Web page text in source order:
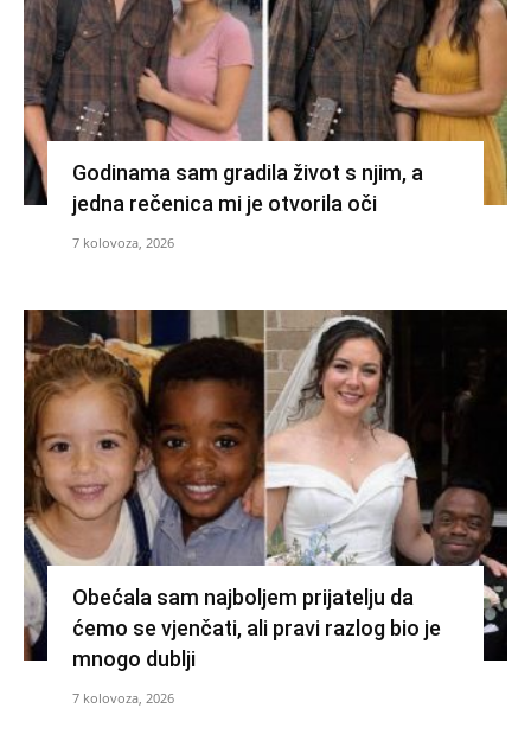
Godinama sam gradila život s njim, a
jedna rečenica mi je otvorila oči
7 kolovoza, 2026
Obećala sam najboljem prijatelju da
ćemo se vjenčati, ali pravi razlog bio je
mnogo dublji
7 kolovoza, 2026